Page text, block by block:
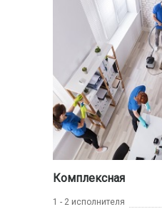
Комплексная
1 - 2 исполнителя